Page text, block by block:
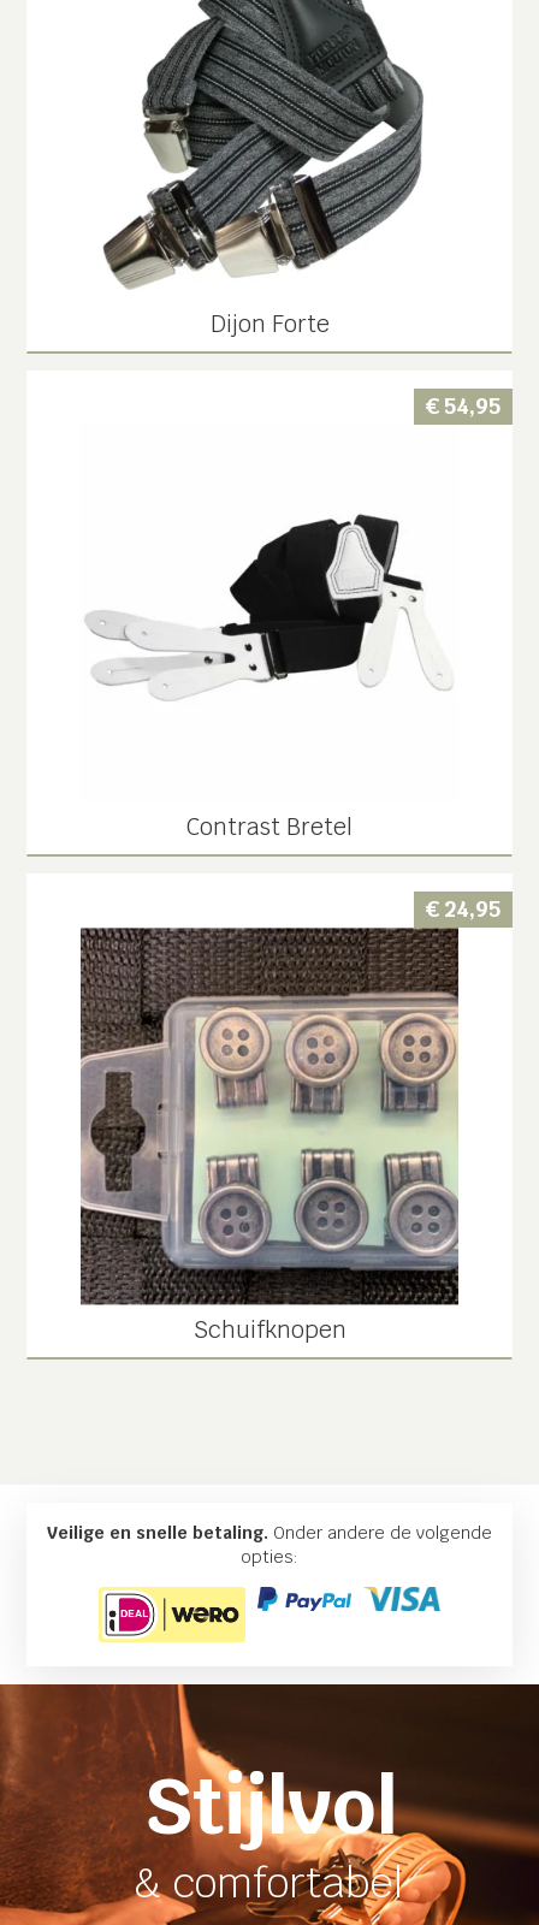
Dijon Forte
€54,95
Contrast Bretel
€24,95
Schuifknopen
Veilige en snelle betaling. Onder andere de volgende
opties:
Stijlvol
& comfortabel